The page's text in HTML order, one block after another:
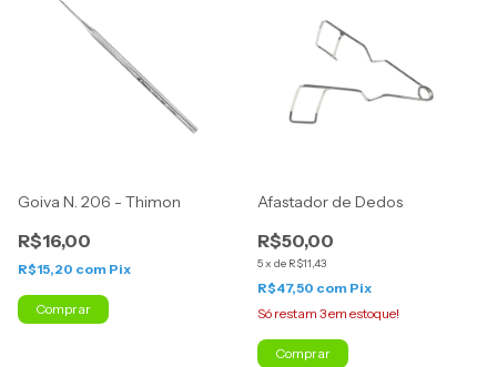
Goiva N. 206 - Thimon
R$16,00
R$15,20 com Pix
Comprar
Afastador de Dedos
R$50,00
5x de R$11,43
R$47,50 com Pix
Só restam 3em estoque!
Comprar